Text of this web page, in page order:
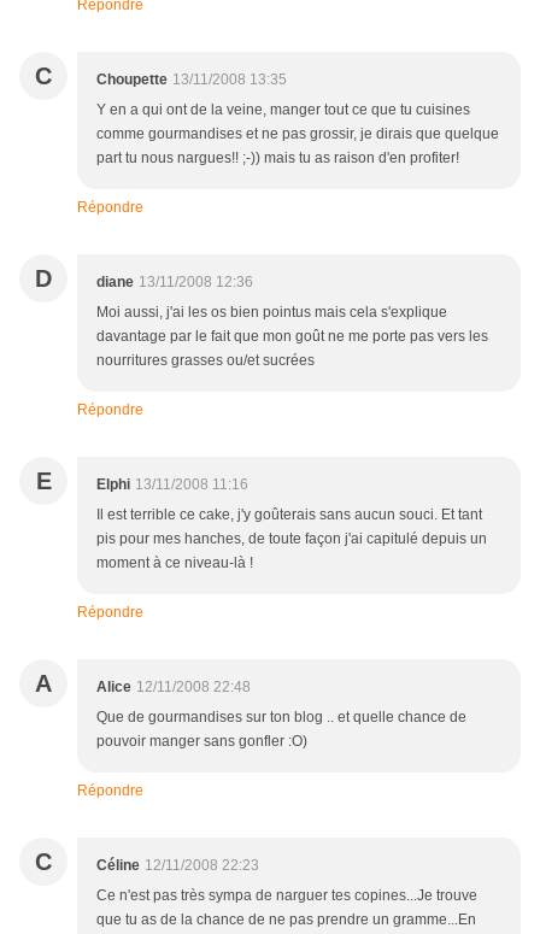
Répondre
C Choupette 13/11/2008 13:35
Y en a qui ont de la veine, manger tout ce que tu cuisines
comme gourmandises et ne pas grossir, je dirais que quelque
part tu nous nargues!! ;-)) mais tu as raison d'en profiter!
Répondre
D diane 13/11/2008 12:36
Moi aussi, j'ai les os bien pointus mais cela s'explique
davantage par le fait que mon goût ne me porte pas vers les
nourritures grasses ou/et sucrées
Répondre
E Elphi 13/11/2008 11:16
Il est terrible ce cake, j'y goûterais sans aucun souci. Et tant
pis pour mes hanches, de toute façon j'ai capitulé depuis un
moment à ce niveau-là !
Répondre
A Alice 12/11/2008 22:48
Que de gourmandises sur ton blog .. et quelle chance de
pouvoir manger sans gonfler :O)
Répondre
C Céline 12/11/2008 22:23
Ce n'est pas très sympa de narguer tes copines...Je trouve
que tu as de la chance de ne pas prendre un gramme...En